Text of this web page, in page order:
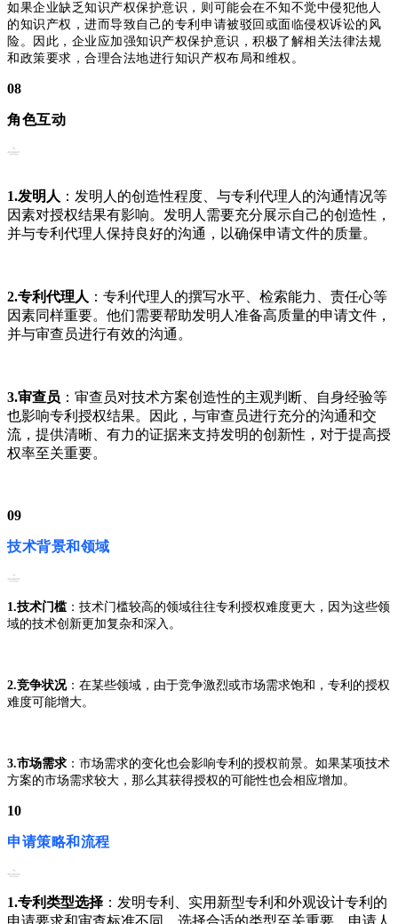
如果企业缺乏知识产权保护意识，则可能会在不知不觉中侵犯他人
的知识产权，进而导致自己的专利申请被驳回或面临侵权诉讼的风
险。因此，企业应加强知识产权保护意识，积极了解相关法律法规
和政策要求，合理合法地进行知识产权布局和维权。
08
角色互动
1.发明人 ：发明人的创造性程度、与专利代理人的沟通情况等
因素对授权结果有影响。发明人需要充分展示自己的创造性，
并与专利代理人保持良好的沟通，以确保申请文件的质量。
2.专利代理人 ：专利代理人的撰写水平、检索能力、责任心等
因素同样重要。他们需要帮助发明人准备高质量的申请文件，
并与审查员进行有效的沟通。
3.审查员 ：审查员对技术方案创造性的主观判断、自身经验等
也影响专利授权结果。因此，与审查员进行充分的沟通和交
流，提供清晰、有力的证据来支持发明的创新性，对于提高授
权率至关重要。
09
技术背景和领域
1.技术门槛 ：技术门槛较高的领域往往专利授权难度更大，因为这些领
域的技术创新更加复杂和深入。
2.竞争状况：在某些领域，由于竞争激烈或市场需求饱和，专利的授权
难度可能增大。
3.市场需求 ：市场需求的变化也会影响专利的授权前景。如果某项技术
方案的市场需求较大，那么其获得授权的可能性也会相应增加。
10
申请策略和流程
1.专利类型选择 ：发明专利、实用新型专利和外观设计专利的